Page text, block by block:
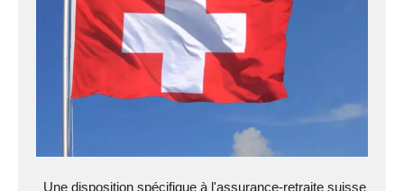
Une disposition spécifique à l'assurance-retraite suisse